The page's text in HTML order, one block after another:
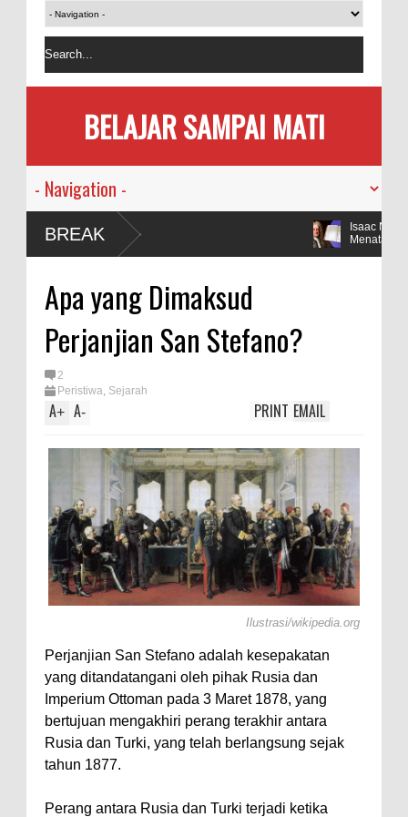
BELAJAR SAMPAI MATI
BREAK
Isaac Newton
Menatap Dunia
Apa yang Dimaksud
Perjanjian San Stefano?
2
Peristiwa, Sejarah
A+ A- EMAIL
PRINT
Ilustrasi/wikipedia.org
Perjanjian San Stefano adalah kesepakatan
yang ditandatangani oleh pihak Rusia dan
Imperium Ottoman pada 3 Maret 1878, yang
bertujuan mengakhiri perang terakhir antara
Rusia dan Turki, yang telah berlangsung sejak
tahun 1877.
Perang antara Rusia dan Turki terjadi ketika